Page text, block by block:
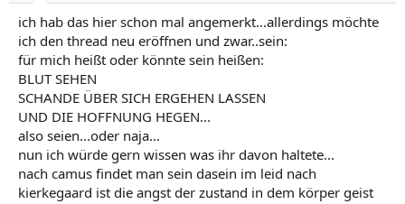
r
a
m
ich hab das hier schon mal angemerkt...allerdings möchte
ich den thread neu eröffnen und zwar..sein:
für mich heißt oder könnte sein heißen:
BLUT SEHEN
SCHANDE ÜBER SICH ERGEHEN LASSEN
UND DIE HOFFNUNG HEGEN...
also seien...oder naja...
nun ich würde gern wissen was ihr davon haltete...
nach camus findet man sein dasein im leid nach
kierkegaard ist die angst der zustand in dem körper geist